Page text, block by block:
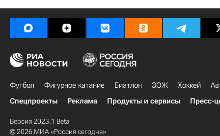
Футбол Фигурное катание Биатлон ЗОЖ Хоккей
Спецпроекты
Реклама Продукты и сервисы Пресс-
Версия 2023.1 Beta
© 2026 МИА «Россия сегодня»